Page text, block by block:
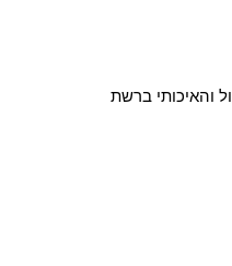
והאיכותי ברשת